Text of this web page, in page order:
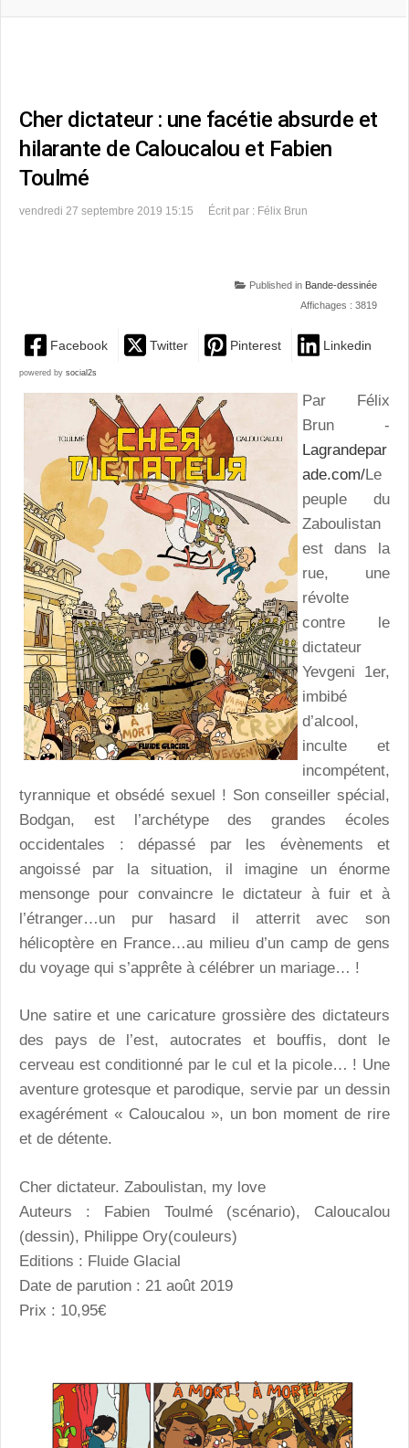
Cher dictateur : une facétie absurde et
hilarante de Caloucalou et Fabien
Toulmé
vendredi 27 septembre 2019 15:15 Écrit par : Félix Brun
Published in Bande-dessinée
Affichages : 3819
Facebook Twitter Pinterest Linkedin
powered by social2s
Par Félix
Brun -
Lagrandepar
ade.com/Le
peuple du
Zaboulistan
est dans la
rue, une
révolte
contre le
dictateur
Yevgeni 1er,
imbibé
d’alcool,
inculte et
incompétent,
tyrannique et obsédé sexuel ! Son conseiller spécial,
Bodgan, est l’archétype des grandes écoles
occidentales : dépassé par les évènements et
angoissé par la situation, il imagine un énorme
mensonge pour convaincre le dictateur à fuir et à
l’étranger…un pur hasard il atterrit avec son
hélicoptère en France…au milieu d’un camp de gens
du voyage qui s’apprête à célébrer un mariage… !
Une satire et une caricature grossière des dictateurs
des pays de l’est, autocrates et bouffis, dont le
cerveau est conditionné par le cul et la picole… ! Une
aventure grotesque et parodique, servie par un dessin
exagérément « Caloucalou », un bon moment de rire
et de détente.
Cher dictateur. Zaboulistan, my love
Auteurs : Fabien Toulmé (scénario), Caloucalou
(dessin), Philippe Ory(couleurs)
Editions : Fluide Glacial
Date de parution : 21 août 2019
Prix : 10,95€